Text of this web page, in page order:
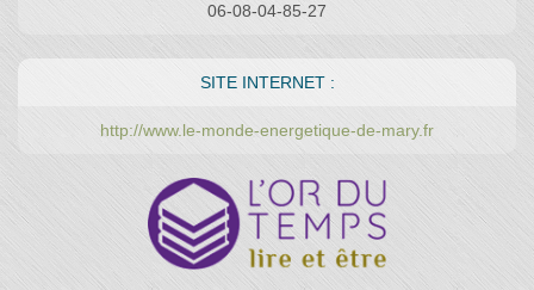
06-08-04-85-27
SITE INTERNET :
http://www.le-monde-energetique-de-mary.fr